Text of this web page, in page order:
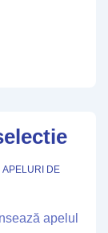
APELURI DE
apelul